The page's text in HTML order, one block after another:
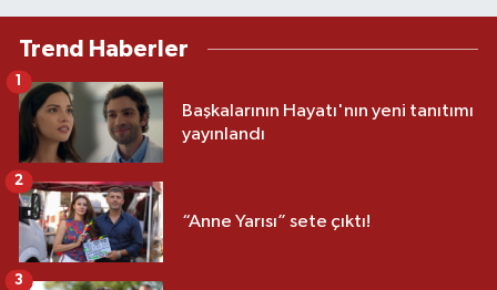
Trend Haberler
Başkalarının Hayatı'nın yeni tanıtımı
yayınlandı
“Anne Yarısı” sete çıktı!
2
3